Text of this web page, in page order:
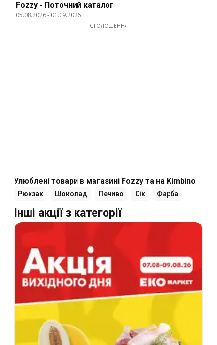
Fozzy - Поточний каталог
05.08.2026- 01.09.2026
ОГОЛОШЕННЯ
Улюблені товари в магазині Fozzy та на Kimbino
Рюкзак Шоколад Печиво Сік Фарба
Інші акції з категорії